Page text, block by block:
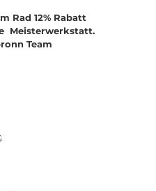
Rad 12% Rabatt
Meisterwerkstatt.
Team